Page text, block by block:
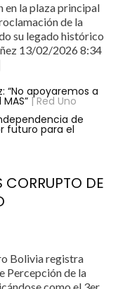
en la plaza principal
de la
su legado histórico
13/02/2026 8:34
“No apoyaremos a
| Red Uno
de
futuro para el
CORRUPTO DE
Bolivia registra
Percepción de la